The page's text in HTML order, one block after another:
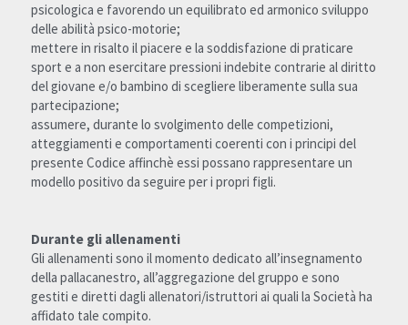
psicologica e favorendo un equilibrato ed armonico sviluppo
delle abilità psico-motorie;
mettere in risalto il piacere e la soddisfazione di praticare
sport e a non esercitare pressioni indebite contrarie al diritto
del giovane e/o bambino di scegliere liberamente sulla sua
partecipazione;
assumere, durante lo svolgimento delle competizioni,
atteggiamenti e comportamenti coerenti con i principi del
presente Codice affinchè essi possano rappresentare un
modello positivo da seguire per i propri figli.
Durante gli allenamenti
Gli allenamenti sono il momento dedicato all’insegnamento
della pallacanestro, all’aggregazione del gruppo e sono
gestiti e diretti dagli allenatori/istruttori ai quali la Società ha
affidato tale compito.